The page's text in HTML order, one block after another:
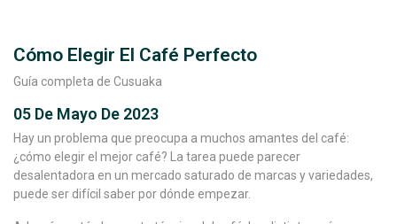
Cómo Elegir El Café Perfecto
Guía completa de Cusuaka
05 De Mayo De 2023
Hay un problema que preocupa a muchos amantes del café:
¿cómo elegir el mejor café? La tarea puede parecer
desalentadora en un mercado saturado de marcas y variedades,
puede ser difícil saber por dónde empezar.